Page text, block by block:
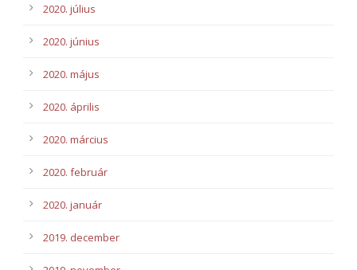
2020. július
2020. június
2020. május
2020. április
2020. március
2020. február
2020. január
2019. december